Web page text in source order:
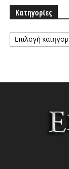
Κατηγορίες
Κατηγορίες